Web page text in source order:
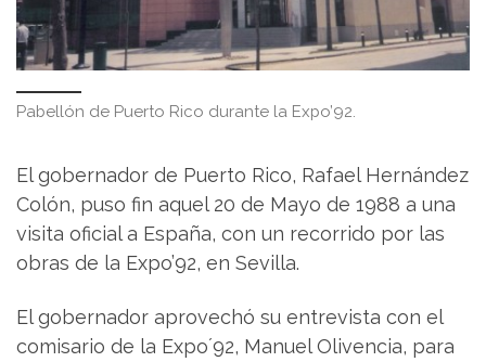
Pabellón de Puerto Rico durante la Expo’92.
El gobernador de Puerto Rico, Rafael Hernández
Colón, puso fin aquel 20 de Mayo de 1988 a una
visita oficial a España, con un recorrido por las
obras de la Expo’92, en Sevilla.
El gobernador aprovechó su entrevista con el
comisario de la Expo´92, Manuel Olivencia, para